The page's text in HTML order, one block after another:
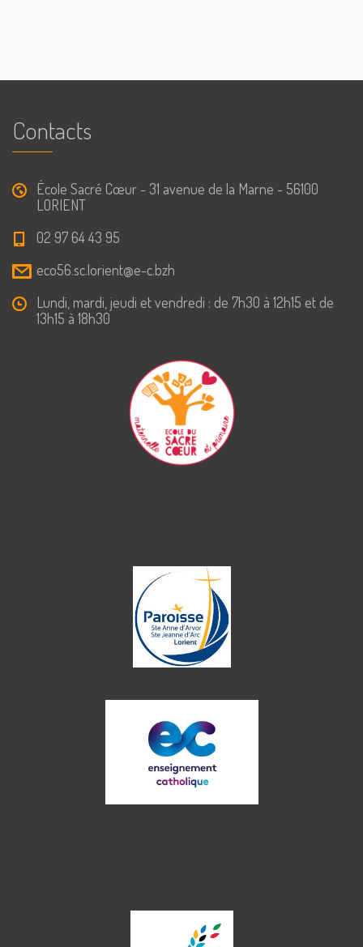
Contacts
École Sacré Cœur - 31 avenue de la Marne - 56100
LORIENT
02 97 64 43 95
eco56.sc.lorient@e-c.bzh
Lundi, mardi, jeudi et vendredi : de 7h30 à 12h15 et de
13h15 à 18h30